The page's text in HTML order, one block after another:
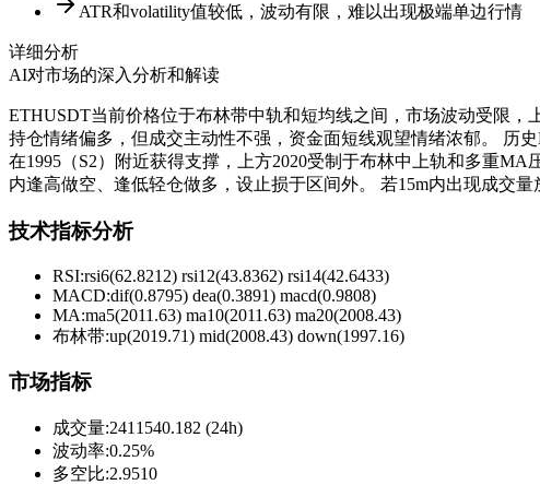
ATR和volatility值较低，波动有限，难以出现极端单边行情
详细分析
AI对市场的深入分析和解读
ETHUSDT当前价格位于布林带中轨和短均线之间，市场波动受限
持仓情绪偏多，但成交主动性不强，资金面短线观望情绪浓郁。 历
在1995（S2）附近获得支撑，上方2020受制于布林中上轨和多重
内逢高做空、逢低轻仓做多，设止损于区间外。 若15m内出现成交
技术指标分析
RSI:rsi6(62.8212) rsi12(43.8362) rsi14(42.6433)
MACD:dif(0.8795) dea(0.3891) macd(0.9808)
MA:ma5(2011.63) ma10(2011.63) ma20(2008.43)
布林带:up(2019.71) mid(2008.43) down(1997.16)
市场指标
成交量:2411540.182 (24h)
波动率:0.25%
多空比:2.9510